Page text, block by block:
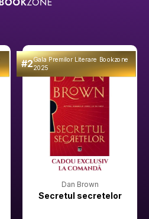
#2Gala Premilor Literare Bookzone
2025
Dan Brown
Secretul secretelor